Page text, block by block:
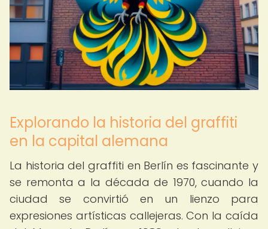
Explorando la historia del graffiti
en la capital alemana
La historia del graffiti en Berlín es fascinante y
se remonta a la década de 1970, cuando la
ciudad se convirtió en un lienzo para
expresiones artísticas callejeras. Con la caída